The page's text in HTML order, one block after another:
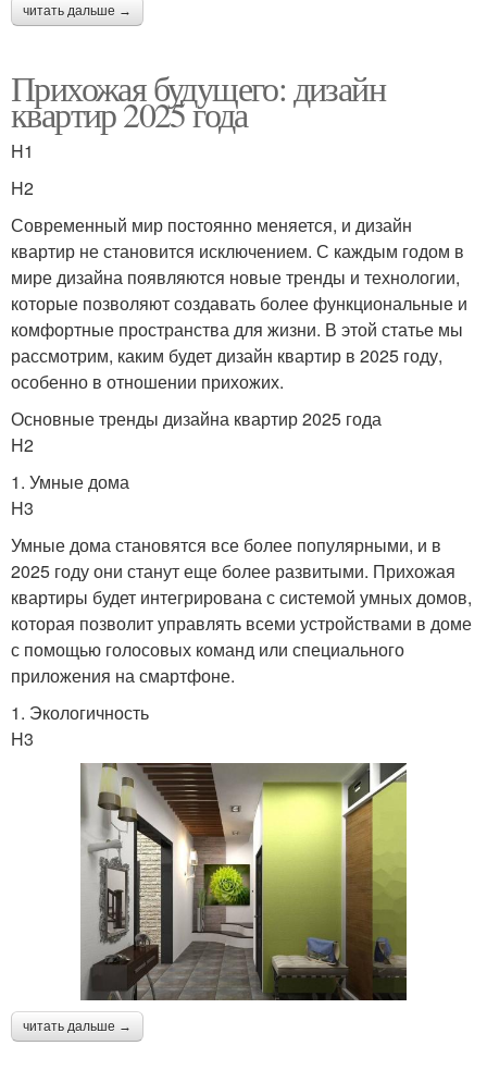
читать дальше →
Прихожая будущего: дизайн
квартир 2025 года
H1
H2
Современный мир постоянно меняется, и дизайн
квартир не становится исключением. С каждым годом в
мире дизайна появляются новые тренды и технологии,
которые позволяют создавать более функциональные и
комфортные пространства для жизни. В этой статье мы
рассмотрим, каким будет дизайн квартир в 2025 году,
особенно в отношении прихожих.
Основные тренды дизайна квартир 2025 года
H2
1. Умные дома
H3
Умные дома становятся все более популярными, и в
2025 году они станут еще более развитыми. Прихожая
квартиры будет интегрирована с системой умных домов,
которая позволит управлять всеми устройствами в доме
с помощью голосовых команд или специального
приложения на смартфоне.
1. Экологичность
H3
читать дальше →